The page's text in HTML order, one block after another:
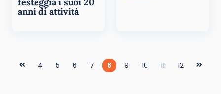
anni di attività
4 5 6 7 8 9 10 11 12